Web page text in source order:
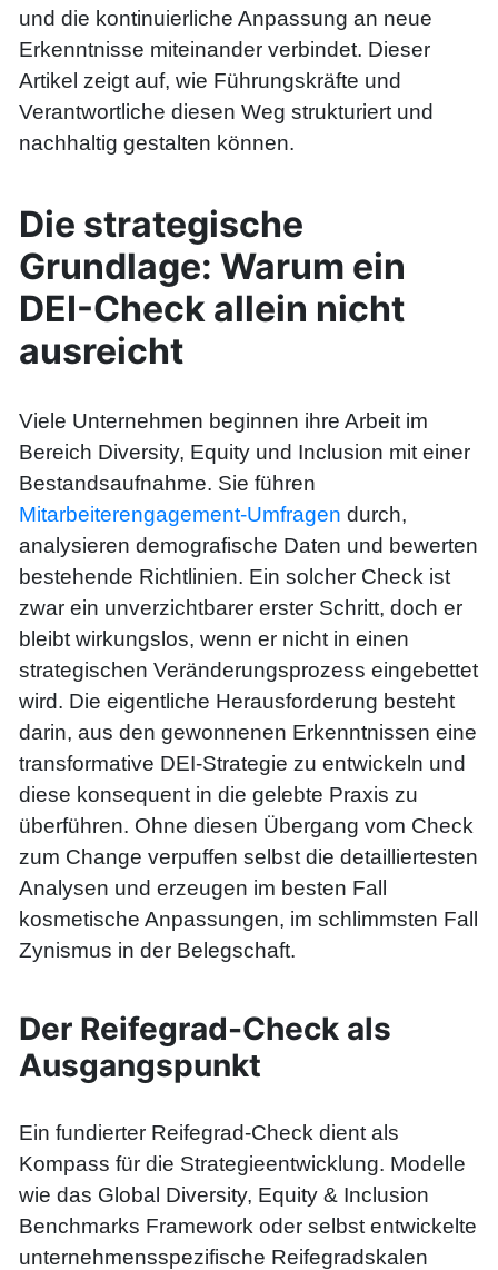
und die kontinuierliche Anpassung an neue
Erkenntnisse miteinander verbindet. Dieser
Artikel zeigt auf, wie Führungskräfte und
Verantwortliche diesen Weg strukturiert und
nachhaltig gestalten können.
Die strategische
Grundlage: Warum ein
DEI-Check allein nicht
ausreicht
Viele Unternehmen beginnen ihre Arbeit im
Bereich Diversity, Equity und Inclusion mit einer
Bestandsaufnahme. Sie führen
Mitarbeiterengagement-Umfragen durch,
analysieren demografische Daten und bewerten
bestehende Richtlinien. Ein solcher Check ist
zwar ein unverzichtbarer erster Schritt, doch er
bleibt wirkungslos, wenn er nicht in einen
strategischen Veränderungsprozess eingebettet
wird. Die eigentliche Herausforderung besteht
darin, aus den gewonnenen Erkenntnissen eine
transformative DEI-Strategie zu entwickeln und
diese konsequent in die gelebte Praxis zu
überführen. Ohne diesen Übergang vom Check
zum Change verpuffen selbst die detailliertesten
Analysen und erzeugen im besten Fall
kosmetische Anpassungen, im schlimmsten Fall
Zynismus in der Belegschaft.
Der Reifegrad-Check als
Ausgangspunkt
Ein fundierter Reifegrad-Check dient als
Kompass für die Strategieentwicklung. Modelle
wie das Global Diversity, Equity & Inclusion
Benchmarks Framework oder selbst entwickelte
unternehmensspezifische Reifegradskalen